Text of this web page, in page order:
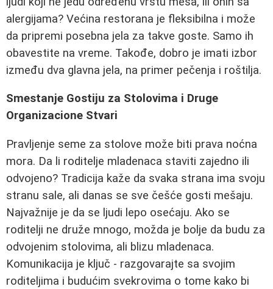
alergijama? Većina restorana je fleksibilna i može
da pripremi posebna jela za takve goste. Samo ih
obavestite na vreme. Takođe, dobro je imati izbor
između dva glavna jela, na primer pečenja i roštilja.
Smestanje Gostiju za Stolovima i Druge
Organizacione Stvari
Pravljenje seme za stolove može biti prava noćna
mora. Da li roditelje mladenaca staviti zajedno ili
odvojeno? Tradicija kaže da svaka strana ima svoju
stranu sale, ali danas se sve češće gosti mešaju.
Najvažnije je da se ljudi lepo osećaju. Ako se
roditelji ne druže mnogo, možda je bolje da budu za
odvojenim stolovima, ali blizu mladenaca.
Komunikacija je ključ - razgovarajte sa svojim
roditeljima i budućim svekrovima o tome kako bi